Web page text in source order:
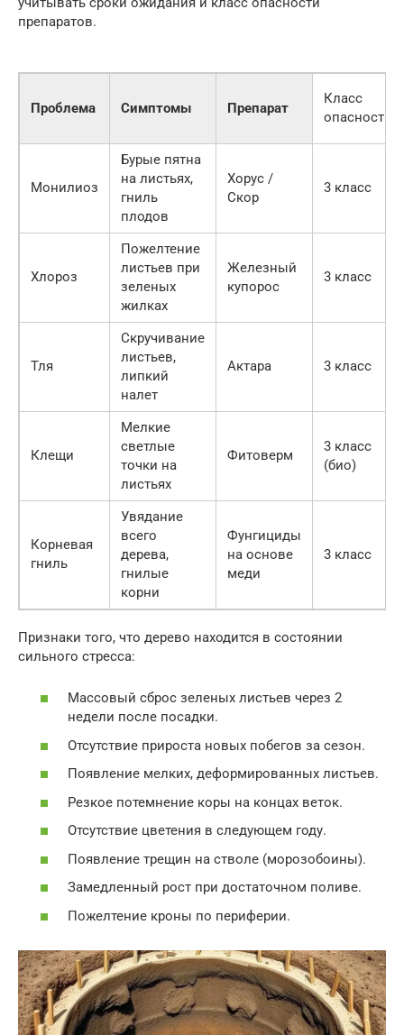
препаратов.
Проблема Симптомы Препарат
Класс
опасности
Монилиоз
Бурые пятна
на листьях,
гниль
плодов
Хорус /
Скор
3 класс
Хлороз
Пожелтение
листьев при
зеленых
жилках
Железный
купорос
3 класс
Тля
Скручивание
листьев,
липкий
налет
Актара 3 класс
Клещи
Мелкие
светлые
точки на
листьях
Фитоверм
3 класс
(био)
Корневая
гниль
Увядание
всего
дерева,
гнилые
корни
Фунгициды
на основе
меди
3 класс
Признаки того, что дерево находится в состоянии
сильного стресса:
Массовый сброс зеленых листьев через 2
недели после посадки.
Отсутствие прироста новых побегов за сезон.
Появление мелких, деформированных листьев.
Резкое потемнение коры на концах веток.
Отсутствие цветения в следующем году.
Появление трещин на стволе (морозобоины).
Замедленный рост при достаточном поливе.
Пожелтение кроны по периферии.